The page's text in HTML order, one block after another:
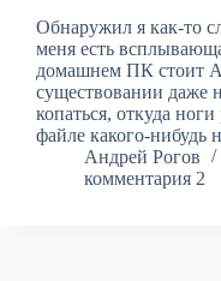
Обнаружил я как-то
меня есть
домашнем ПК стоит
существовании даже
копаться, откуда
файле какого-нибудь
Андрей Рогов
комментария 2